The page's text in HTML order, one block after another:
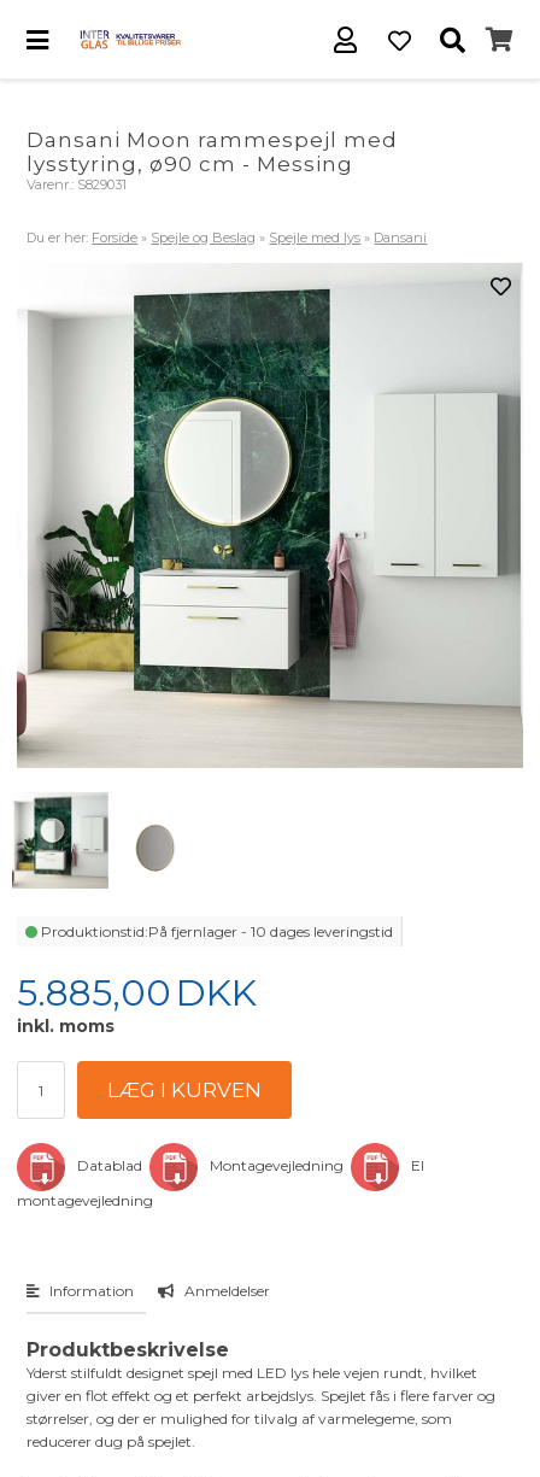
Dansani Moon rammespejl med
lysstyring, ø90 cm - Messing
Varenr.: S829031
Du er her: Forside » Spejle og Beslag » Spejle med lys » Dansani
Produktionstid:På fjernlager - 10 dages leveringstid
5.885,00 DKK
inkl. moms
Datablad Montagevejledning
El
montagevejledning
Information Anmeldelser
Produktbeskrivelse
Yderst stilfuldt designet spejl med LED lys hele vejen rundt, hvilket
giver en flot effekt og et perfekt arbejdslys. Spejlet fås i flere farver og
størrelser, og der er mulighed for tilvalg af varmelegeme, som
reducerer dug på spejlet.